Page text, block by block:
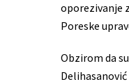
oporezivanje
Poreske
Obzirom da